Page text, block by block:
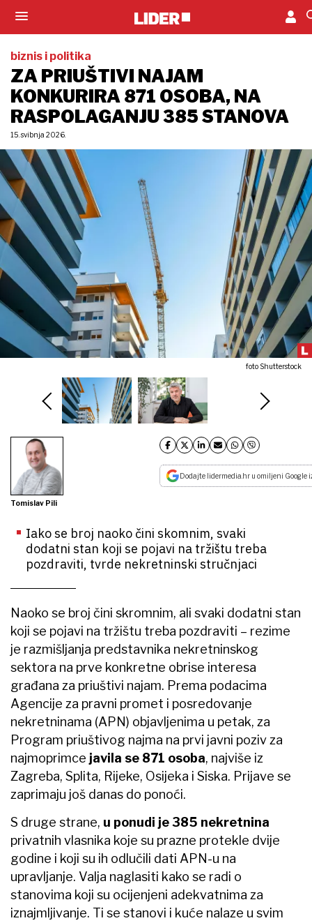
biznis i politika
ZA PRIUŠTIVI NAJAM
KONKURIRA 871 OSOBA, NA
RASPOLAGANJU 385 STANOVA
15. svibnja 2026.
foto Shutterstock
Tomislav Pili
Dodajte lidermedia.hr u omiljeni Google
Iako se broj naoko čini skomnim, svaki
dodatni stan koji se pojavi na tržištu treba
pozdraviti, tvrde nekretninski stručnjaci
Naoko se broj čini skromnim, ali svaki dodatni stan
koji se pojavi na tržištu treba pozdraviti – rezime
je razmišljanja predstavnika nekretninskog
sektora na prve konkretne obrise interesa
građana za priuštivi najam. Prema podacima
Agencije za pravni promet i posredovanje
nekretninama (APN) objavljenima u petak, za
Program priuštivog najma na prvi javni poziv za
najmoprimce javila se 871 osoba, najviše iz
Zagreba, Splita, Rijeke, Osijeka i Siska. Prijave se
zaprimaju još danas do ponoći.
S druge strane, u ponudi je 385 nekretnina
privatnih vlasnika koje su prazne protekle dvije
godine i koji su ih odlučili dati APN-u na
upravljanje. Valja naglasiti kako se radi o
stanovima koji su ocijenjeni adekvatnima za
iznajmljivanje. Ti se stanovi i kuće nalaze u svim